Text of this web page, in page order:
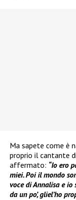
Ma sapete come è
proprio il cantante di
affermato: “Io ero
miei. Poi il mondo
voce di Annalisa e
da un po’, gliel’ho